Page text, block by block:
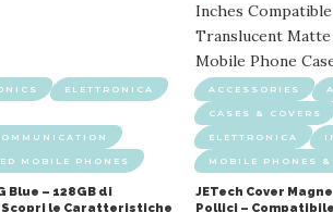
ELETTRONICA
MOBILE PHONES
Blue – 128GB di
Scopri le Caratteristiche
ACCESSORIES
CASES & COVERS
ELETTRONICA
MOBILE PHONES
JETech Cover
Pollici –